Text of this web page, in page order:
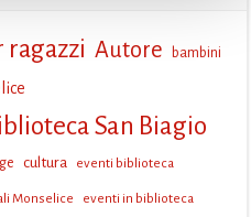
Autore bambini
San Biagio
cultura eventi biblioteca
Monselice eventi in biblioteca